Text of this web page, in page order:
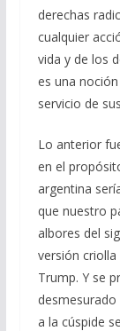
derechas
cualquier
vida y de los
es una
servicio de
Lo anterior
en el
argentina
que nuestro
albores del
versión criolla
Trump. Y se
a la cúspide